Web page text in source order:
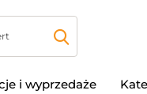
i wyprzedaże